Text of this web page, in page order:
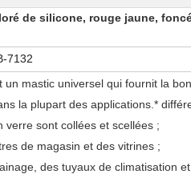
de silicone, rouge jaune,
7132
mastic universel qui fournit la
la plupart des applications.*
verre sont collées et scellées ;
de magasin et des vitrines ;
des tuyaux de climatisation